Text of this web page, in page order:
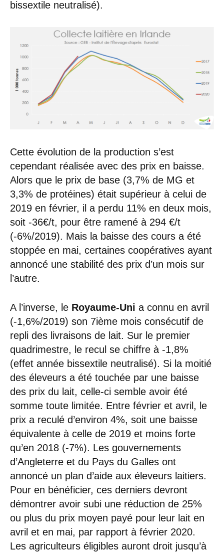
bissextile neutralisé).
Cette évolution de la production s’est
cependant réalisée avec des prix en baisse.
Alors que le prix de base (3,7% de MG et
3,3% de protéines) était supérieur à celui de
2019 en février, il a perdu 11% en deux mois,
soit -36€/t, pour être ramené à 294 €/t
(-6%/2019). Mais la baisse des cours a été
stoppée en mai, certaines coopératives ayant
annoncé une stabilité des prix d’un mois sur
l’autre.
A l’inverse, le Royaume-Uni a connu en avril
(-1,6%/2019) son 7ième mois consécutif de
repli des livraisons de lait. Sur le premier
quadrimestre, le recul se chiffre à -1,8%
(effet année bissextile neutralisé). Si la moitié
des éleveurs a été touchée par une baisse
des prix du lait, celle-ci semble avoir été
somme toute limitée. Entre février et avril, le
prix a reculé d’environ 4%, soit une baisse
équivalente à celle de 2019 et moins forte
qu’en 2018 (-7%). Les gouvernements
d’Angleterre et du Pays du Galles ont
annoncé un plan d’aide aux éleveurs laitiers.
Pour en bénéficier, ces derniers devront
démontrer avoir subi une réduction de 25%
ou plus du prix moyen payé pour leur lait en
avril et en mai, par rapport à février 2020.
Les agriculteurs éligibles auront droit jusqu’à